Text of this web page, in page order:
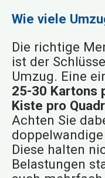
Wie viele
Die richtige
ist der
Umzug. Eine
25-30 Kartons
Kiste pro
Achten Sie
Diese halten
Belastungen